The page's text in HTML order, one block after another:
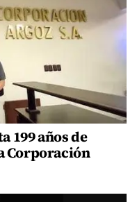
199 años de
Corporación